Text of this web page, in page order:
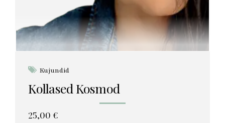
Kujundid
Kollased Kosmod
25,00 €